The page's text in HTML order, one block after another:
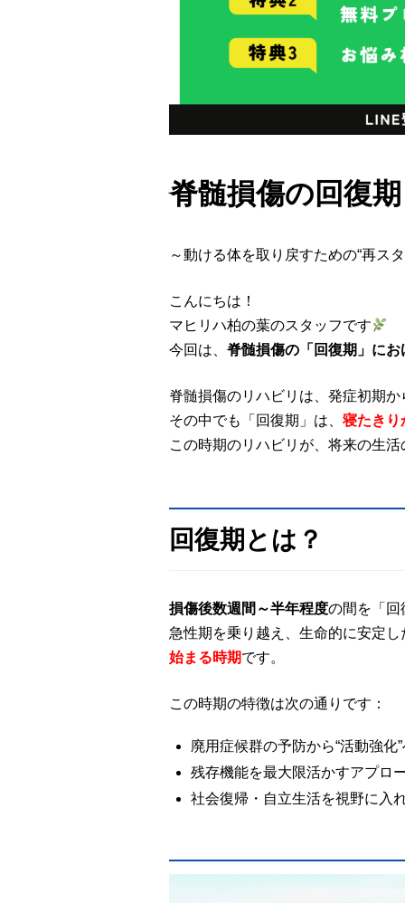
脊髄損傷の回復
～動ける体を取り戻すための“再ス
こんにちは！
マヒリハ柏の葉のスタッフです
今回は、脊髄損傷の「回復期」にお
脊髄損傷のリハビリは、発症初期
その中でも「回復期」は、 寝たきり
この時期のリハビリが、将来の生
回復期とは？
損傷後数週間～半年程度の間を「回
急性期を乗り越え、生命的に安定し
始まる時期です。
この時期の特徴は次の通りです：
廃用症候群の予防から“活動強化
残存機能を最大限活かすアプロ
社会復帰・自立生活を視野に入